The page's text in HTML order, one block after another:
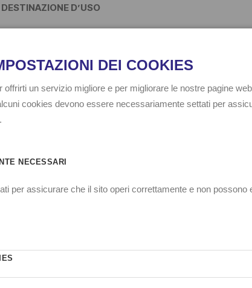
DESTINAZIONE D’USO
Può essere collocata in tutti i luoghi ove è necessario
degli insetti striasciani, compresi i luoghi ove si
alimenti. Si suggerisce il posizionamento in prossimità di
lavatrici, lavelli, forni, pedane, soppalchi, motori, ventole,
in genere e ovunque si sospetti la presenza di blatte.
INFESTANTI